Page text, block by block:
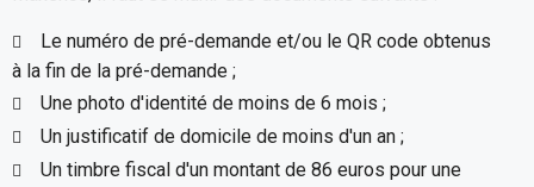
Le numéro de pré-demande et/ou le QR code obtenus
à la fin de la pré-demande ;
Une photo d'identité de moins de 6 mois ;
Un justificatif de domicile de moins d'un an ;
Un timbre fiscal d'un montant de 86 euros pour une